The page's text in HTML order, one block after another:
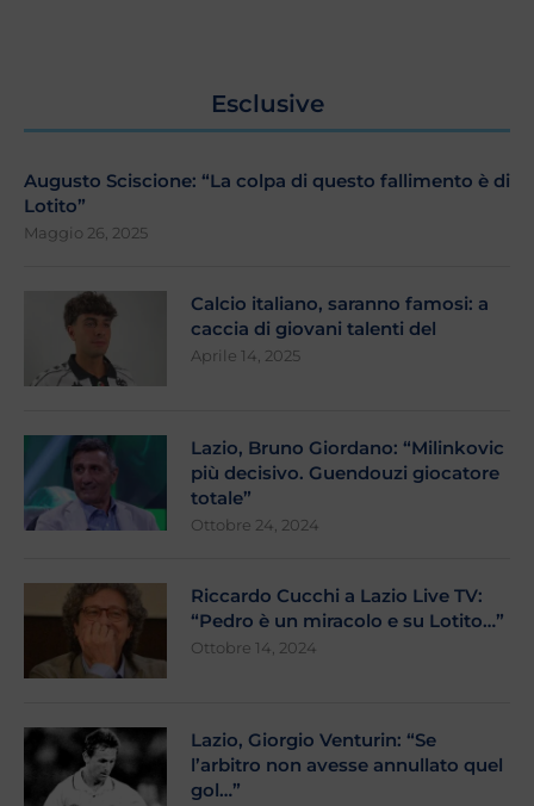
Esclusive
Augusto Sciscione: “La colpa di questo fallimento è di
Lotito”
Maggio 26, 2025
Calcio italiano, saranno famosi: a
caccia di giovani talenti del
Aprile 14, 2025
Lazio, Bruno Giordano: “Milinkovic
più decisivo. Guendouzi giocatore
totale”
Ottobre 24, 2024
Riccardo Cucchi a Lazio Live TV:
“Pedro è un miracolo e su Lotito…”
Ottobre 14, 2024
Lazio, Giorgio Venturin: “Se
l’arbitro non avesse annullato quel
gol…”